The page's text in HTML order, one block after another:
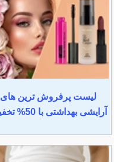
لیست پرفروش ترین های
آرایشی بهداشتی با 50% تخفیف